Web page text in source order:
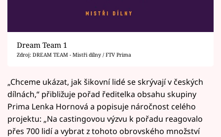
Dream Team 1
Zdroj: DREAM TEAM - Mistři dílny / FTV Prima
„Chceme ukázat, jak šikovní lidé se skrývají v českých
dílnách,“ přibližuje pořad ředitelka obsahu skupiny
Prima Lenka Hornová a popisuje náročnost celého
projektu: „Na castingovou výzvu k pořadu reagovalo
přes 700 lidí a vybrat z tohoto obrovského množství